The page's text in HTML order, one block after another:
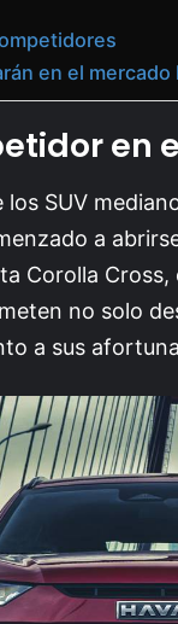
en el mercado
en
los SUV
a
Corolla
no solo
a sus